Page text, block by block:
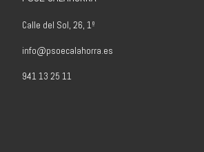
Calle del Sol, 26, 1º
info@psoecalahorra.es
941 13 25 11